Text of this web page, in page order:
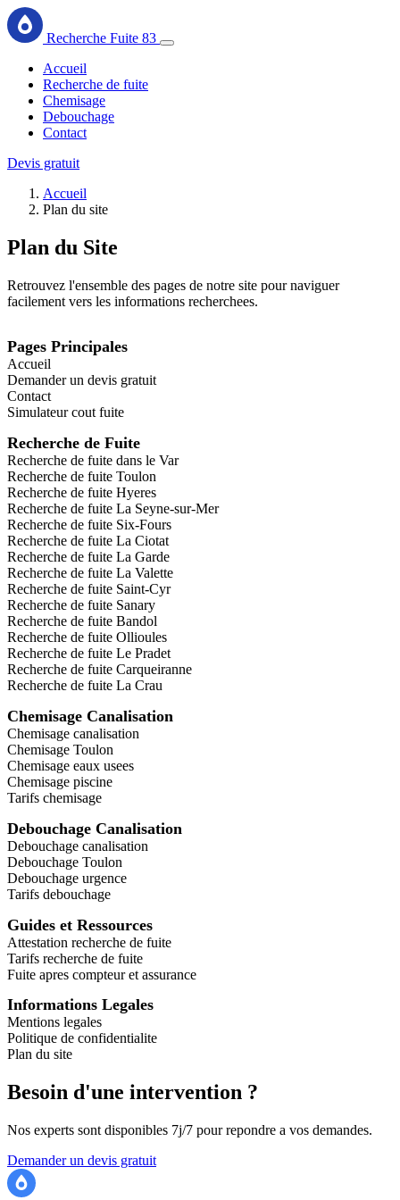
Recherche Fuite 83
Accueil
Recherche de fuite
Chemisage
Debouchage
Contact
Devis gratuit
Accueil
Plan du site
Plan du Site
Retrouvez l'ensemble des pages de notre site pour naviguer
facilement vers les informations recherchees.
Pages Principales
Accueil
Demander un devis gratuit
Contact
Simulateur cout fuite
Recherche de Fuite
Recherche de fuite dans le Var
Recherche de fuite Toulon
Recherche de fuite Hyeres
Recherche de fuite La Seyne-sur-Mer
Recherche de fuite Six-Fours
Recherche de fuite La Ciotat
Recherche de fuite La Garde
Recherche de fuite La Valette
Recherche de fuite Saint-Cyr
Recherche de fuite Sanary
Recherche de fuite Bandol
Recherche de fuite Ollioules
Recherche de fuite Le Pradet
Recherche de fuite Carqueiranne
Recherche de fuite La Crau
Chemisage Canalisation
Chemisage canalisation
Chemisage Toulon
Chemisage eaux usees
Chemisage piscine
Tarifs chemisage
Debouchage Canalisation
Debouchage canalisation
Debouchage Toulon
Debouchage urgence
Tarifs debouchage
Guides et Ressources
Attestation recherche de fuite
Tarifs recherche de fuite
Fuite apres compteur et assurance
Informations Legales
Mentions legales
Politique de confidentialite
Plan du site
Besoin d'une intervention ?
Nos experts sont disponibles 7j/7 pour repondre a vos demandes.
Demander un devis gratuit